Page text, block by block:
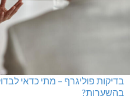
בדיקות פוליגרף – מתי כדאי
בהשערות?